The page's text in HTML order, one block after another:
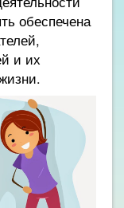
обеспечена
и их